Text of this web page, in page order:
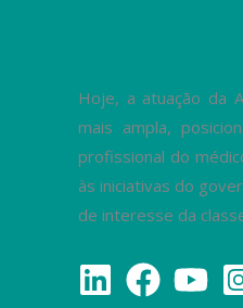
Hoje, a atuação da
mais ampla,
profissional do
às iniciativas do
de interesse da